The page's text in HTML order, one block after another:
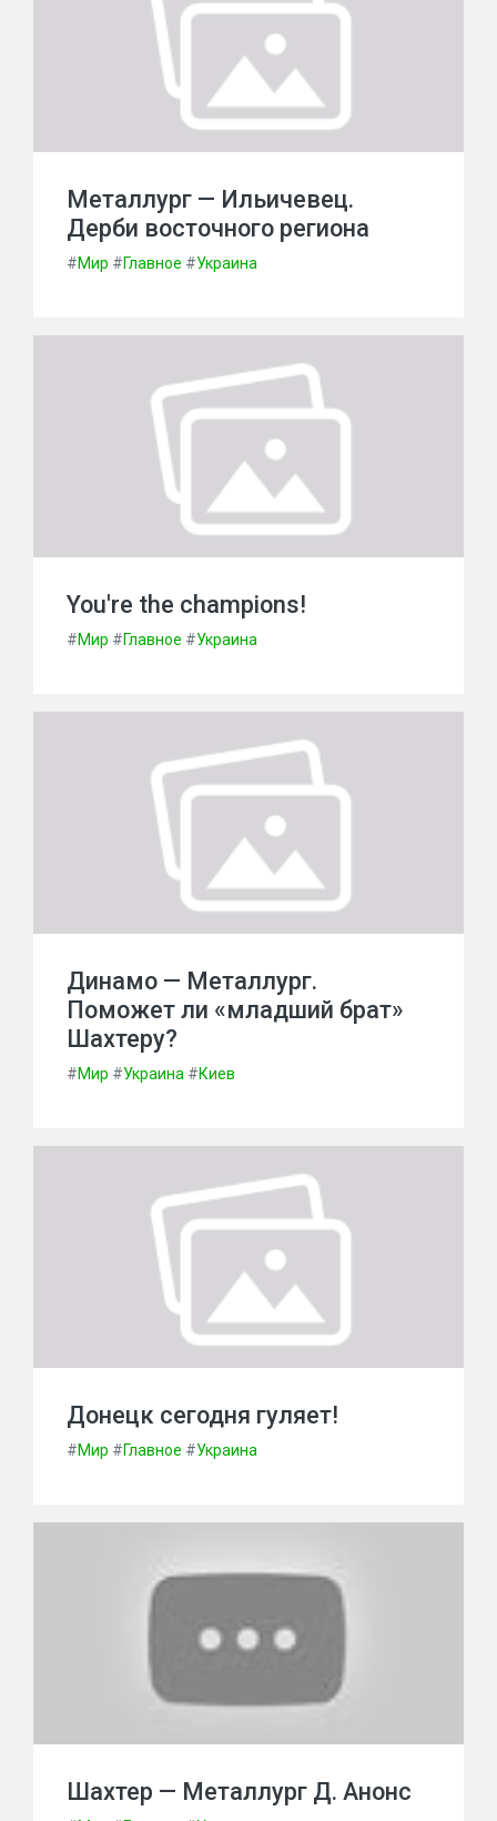
Металлург — Ильичевец.
Дерби восточного региона
#Мир #Главное #Украина
You're the champions!
#Мир #Главное #Украина
Динамо — Металлург.
Поможет ли «младший брат»
Шахтеру?
#Мир #Украина #Киев
Донецк сегодня гуляет!
#Мир #Главное #Украина
Шахтер — Металлург Д. Анонс